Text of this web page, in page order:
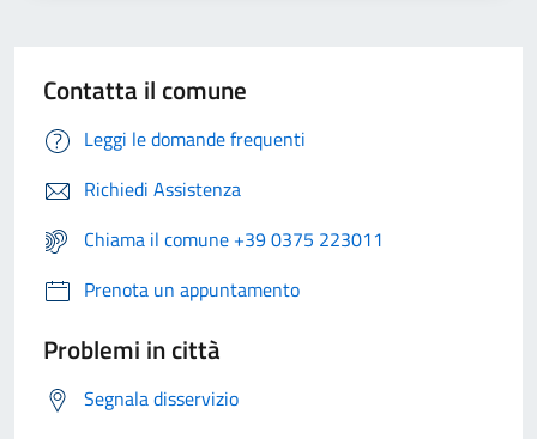
Contatta il comune
Leggi le domande frequenti
Richiedi Assistenza
Chiama il comune +39 0375 223011
Prenota un appuntamento
Problemi in città
Segnala disservizio